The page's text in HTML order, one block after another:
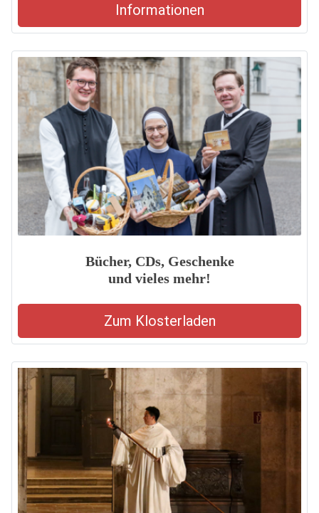
Informationen
Bücher, CDs, Geschenke
und vieles mehr!
Zum Klosterladen